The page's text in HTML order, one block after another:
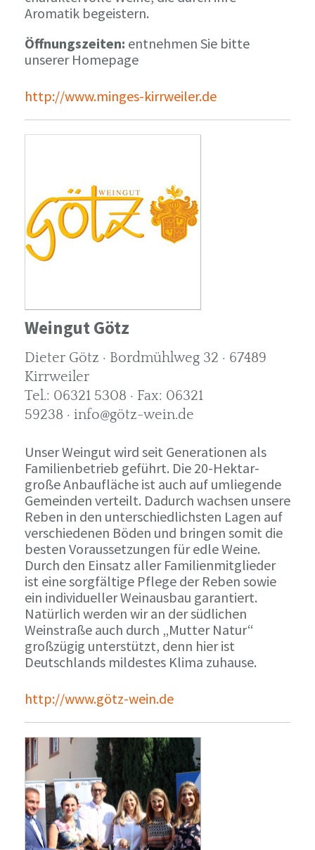
Aromatik begeistern.
Öffnungszeiten: entnehmen Sie bitte
unserer Homepage
http://www.minges-kirrweiler.de
Weingut Götz
Dieter Götz · Bordmühlweg 32 · 67489
Kirrweiler
Tel.: 06321 5308 · Fax: 06321
59238 · info@götz-wein.de
Unser Weingut wird seit Generationen als
Familienbetrieb geführt. Die 20-Hektar-
große Anbaufläche ist auch auf umliegende
Gemeinden verteilt. Dadurch wachsen unsere
Reben in den unterschiedlichsten Lagen auf
verschiedenen Böden und bringen somit die
besten Voraussetzungen für edle Weine.
Durch den Einsatz aller Familienmitglieder
ist eine sorgfältige Pflege der Reben sowie
ein individueller Weinausbau garantiert.
Natürlich werden wir an der südlichen
Weinstraße auch durch „Mutter Natur“
großzügig unterstützt, denn hier ist
Deutschlands mildestes Klima zuhause.
http://www.götz-wein.de